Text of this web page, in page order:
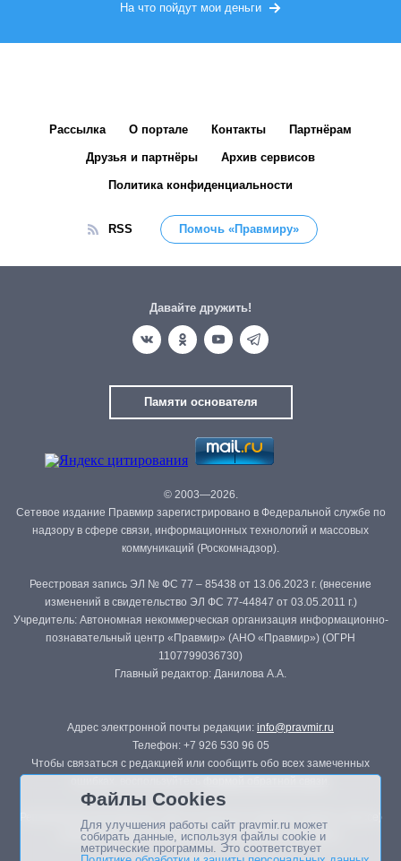
На что пойдут мои деньги
Рассылка О портале Контакты Партнёрам
Друзья и партнёры Архив сервисов
Политика конфиденциальности
RSS Помочь «Правмиру»
Давайте дружить!
Памяти основателя
© 2003—2026.
Сетевое издание Правмир зарегистрировано в Федеральной службе по
надзору в сфере связи, информационных технологий и массовых
коммуникаций (Роскомнадзор).
Реестровая запись ЭЛ № ФС 77 – 85438 от 13.06.2023 г. (внесение
изменений в свидетельство ЭЛ ФС 77-44847 от 03.05.2011 г.)
Учредитель: Автономная некоммерческая организация информационно-
познавательный центр «Правмир» (АНО «Правмир») (ОГРН
1107799036730)
Главный редактор: Данилова А.А.
Адрес электронной почты редакции: info@pravmir.ru
Телефон: +7 926 530 96 05
Чтобы связаться с редакцией или сообщить обо всех замеченных
Републикация материалов сайта в печатных изданиях (книгах, прессе)
возможна только с письменного разрешения редакции.
Файлы Cookies
Для улучшения работы сайт pravmir.ru может
собирать данные, используя файлы cookie и
метрические программы. Это соответствует